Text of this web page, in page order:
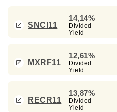
SNCI11
14,14%
Divided
Yield
MXRF11
12,61%
Divided
Yield
RECR11
13,87%
Divided
Yield